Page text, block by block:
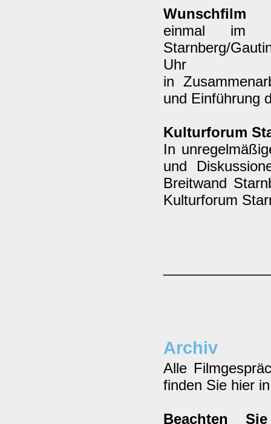
Wunschfilm
einmal im
Starnberg/
Uhr
in
und Einführung
Kulturforum
In
und
Breitwand
Kulturforum
Archiv
Alle
finden Sie hier
Beachten